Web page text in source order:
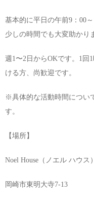
基本的に平日の午前9：00
少しの時間でも大変助かり
週1〜2日からOKです。1回
ける方、尚歓迎です。
※具体的な活動時間につい
す。
【場所】
Noel House（ノエル ハウス
岡崎市東明大寺7-13